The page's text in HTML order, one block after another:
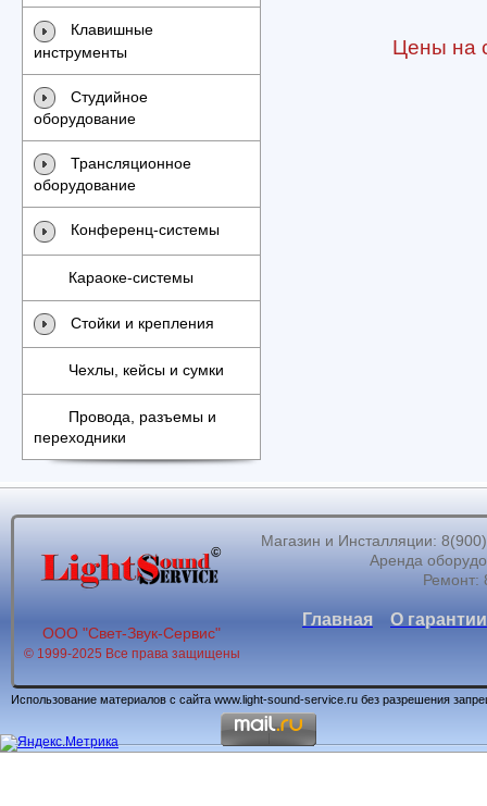
Клавишные
инструменты
Студийное
оборудование
Трансляционное
оборудование
Конференц-системы
Караоке-системы
Стойки и крепления
Чехлы, кейсы и сумки
Провода, разъемы и
переходники
Цены на
Магазин и Инсталляции:
Аренда
Ремонт:
ООО "Свет-Звук-Сервис"
© 1999-2025 Все права защищены
Главная О гарантии
Использование материалов с сайта www.light-sound-service.ru без разрешения